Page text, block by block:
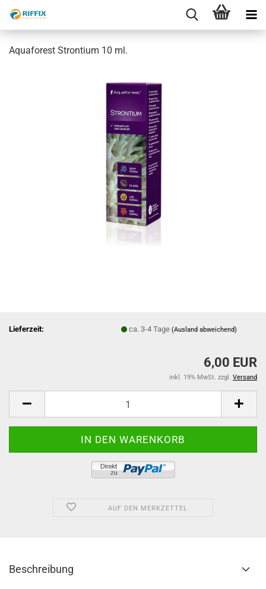
Aquaforest Strontium 10 ml.
Lieferzeit: ca. 3-4 Tage(Ausland abweichend)
6,00 EUR
inkl. 19% MwSt. zzgl. Versand
AUF DEN MERKZETTEL
Beschreibung